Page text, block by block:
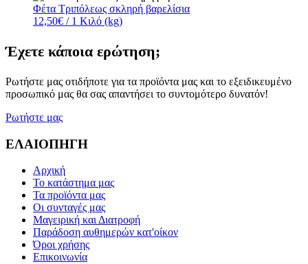
Φέτα Τριπόλεως σκληρή βαρελίσια
12,50€ / 1 Κιλό (kg)
Έχετε κάποια ερώτηση;
Ρωτήστε μας οτιδήποτε για τα προϊόντα μας και το εξειδικευμένο
προσωπικό μας θα σας απαντήσει το συντομότερο δυνατόν!
Ρωτήστε μας
ΕΛΑΙΟΠΗΓΗ
Αρχική
Το κατάστημα μας
Τα προϊόντα μας
Οι συνταγές μας
Μαγειρική και Διατροφή
Παράδοση αυθημερών κατ'οίκον
Όροι χρήσης
Επικοινωνία